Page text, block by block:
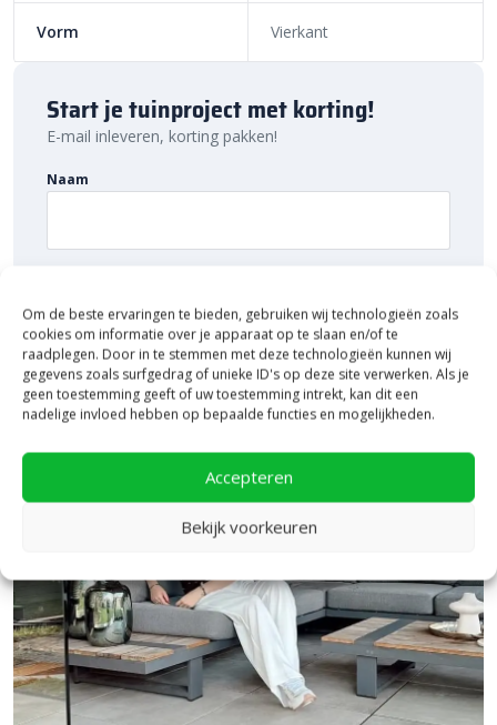
Om de beste ervaringen te bieden, gebruiken wij technologieën zoals
cookies om informatie over je apparaat op te slaan en/of te
raadplegen. Door in te stemmen met deze technologieën kunnen wij
gegevens zoals surfgedrag of unieke ID's op deze site verwerken. Als je
geen toestemming geeft of uw toestemming intrekt, kan dit een
nadelige invloed hebben op bepaalde functies en mogelijkheden.
Accepteren
Bekijk voorkeuren
voorkomt verzakking en verschuiving van de tegels. Zo blijft je
terras of andere betegeling met Cerasun tegels van keramiek op
Vorm Vierkant
Start je tuinproject met korting!
E-mail inleveren, korting pakken!
Naam